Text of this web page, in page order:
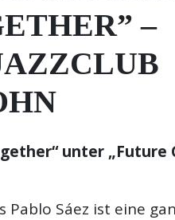
–
unter „Future
Pablo Sáez ist eine